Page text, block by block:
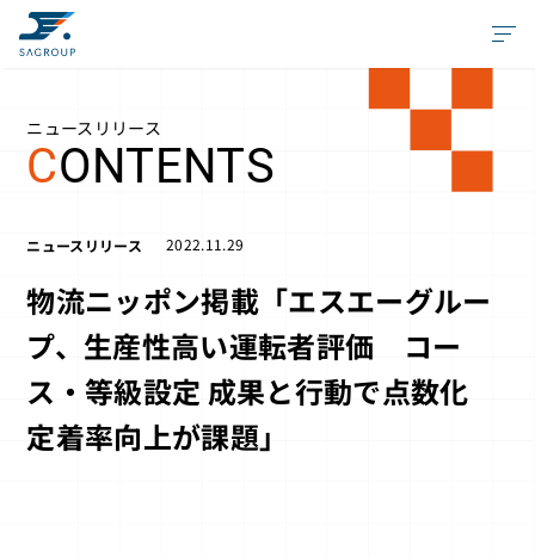
ニュースリリース
CONTENTS
ニュースリリース 2022.11.29
物流ニッポン掲載「エスエーグルー
プ、生産性高い運転者評価 コー
ス・等級設定 成果と行動で点数化
定着率向上が課題」